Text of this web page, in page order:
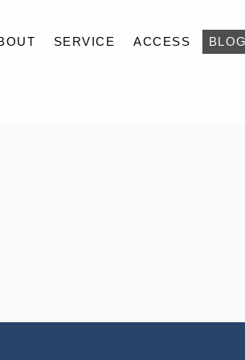
SERVICE ACCESS BLOG